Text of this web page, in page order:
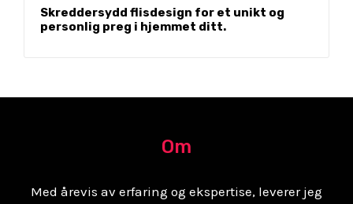
Skreddersydd flisdesign for et unikt og
personlig preg i hjemmet ditt.
Om
Med årevis av erfaring og ekspertise, leverer jeg